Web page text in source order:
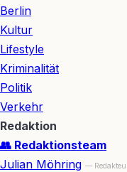
Berlin
Kultur
Lifestyle
Kriminalität
Politik
Verkehr
Redaktion
👥 Redaktionsteam
Julian Möhring —